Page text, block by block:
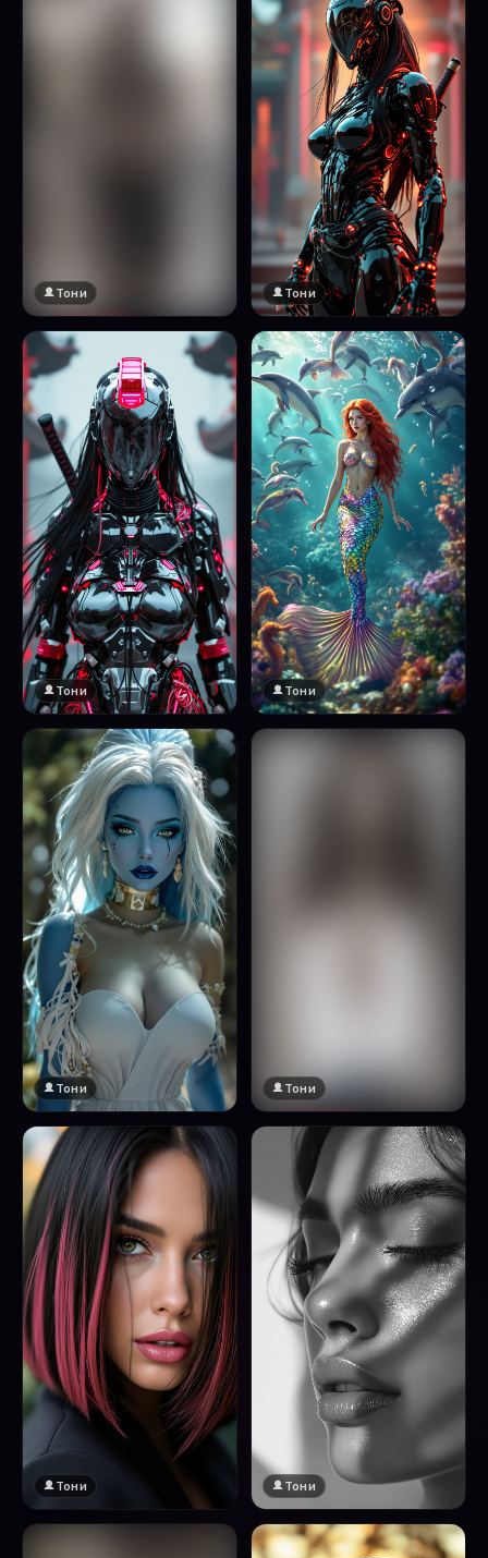
🔞 18+
Натисни за преглед
Тони Тони
Тони Тони
Тони
🔞 18+
Натисни за преглед
Тони
Тони Тони